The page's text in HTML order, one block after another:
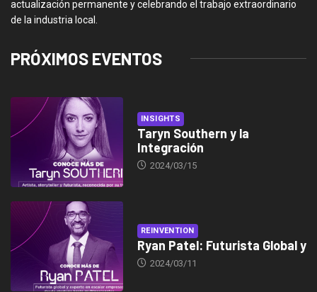
actualización permanente y celebrando el trabajo extraordinario
de la industria local.
PRÓXIMOS EVENTOS
INSIGHTS
Taryn Southern y la
Integración
2024/03/15
REINVENTION
Ryan Patel: Futurista Global y
2024/03/11